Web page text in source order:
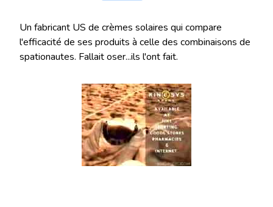
Un fabricant US de crèmes solaires qui compare
l'efficacité de ses produits à celle des combinaisons de
spationautes. Fallait oser...ils l'ont fait.